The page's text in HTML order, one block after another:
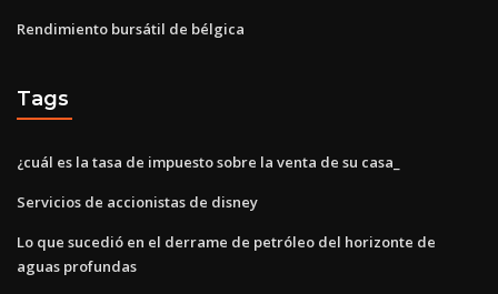
Rendimiento bursátil de bélgica
Tags
¿cuál es la tasa de impuesto sobre la venta de su casa_
Servicios de accionistas de disney
Lo que sucedió en el derrame de petróleo del horizonte de
aguas profundas